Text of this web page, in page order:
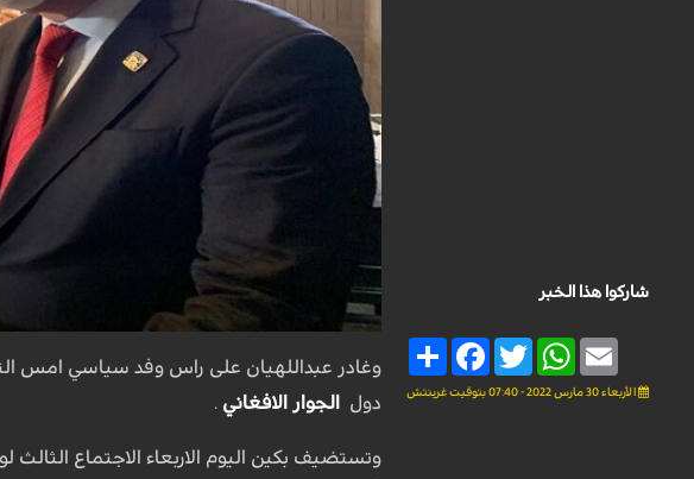
شاركوا هذا الخبر
Share
FacebookTwitter
WhatsAppEmail
الأربعاء 30 مارس 2022 - 07:40 بتوقيت غرينتش
وغادر عبداللهيان على راس وفد سياسي امس
دول
الجوار الافغاني .
وتستضيف بكين اليوم الاربعاء الاجتماع الثالث